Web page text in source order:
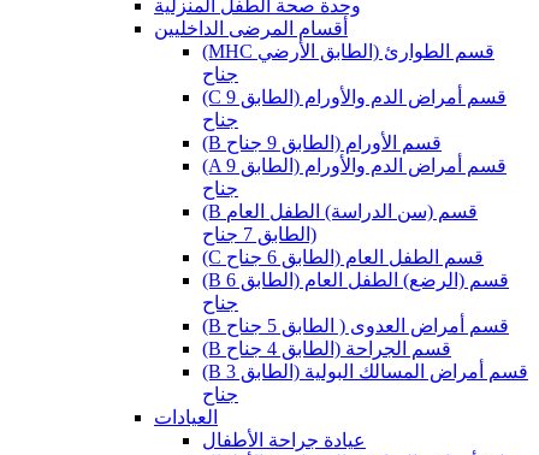
وحدة صحة الطفل المنزلية
أقسام المرضى الداخليين
(MHC قسم الطوارئ (الطابق الأرضي
جناح
(C قسم أمراض الدم والأورام (الطابق 9
جناح
(B قسم الأورام (الطابق 9 جناح
(A قسم أمراض الدم والأورام (الطابق 9
جناح
(B قسم (سن الدراسة) الطفل العام
(الطابق 7 جناح
(C قسم الطفل العام (الطابق 6 جناح
(B قسم (الرضع) الطفل العام (الطابق 6
جناح
(B قسم أمراض العدوى ( الطابق 5 جناح
(B قسم الجراحة (الطابق 4 جناح
(B قسم أمراض المسالك البولية (الطابق 3
جناح
العيادات
عيادة جراحة الأطفال